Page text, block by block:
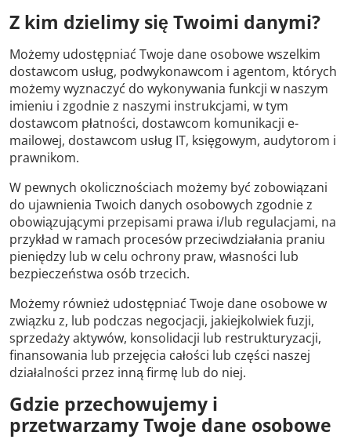
Z kim dzielimy się Twoimi danymi?
Możemy udostępniać Twoje dane osobowe wszelkim
dostawcom usług, podwykonawcom i agentom, których
możemy wyznaczyć do wykonywania funkcji w naszym
imieniu i zgodnie z naszymi instrukcjami, w tym
dostawcom płatności, dostawcom komunikacji e-
mailowej, dostawcom usług IT, księgowym, audytorom i
prawnikom.
W pewnych okolicznościach możemy być zobowiązani
do ujawnienia Twoich danych osobowych zgodnie z
obowiązującymi przepisami prawa i/lub regulacjami, na
przykład w ramach procesów przeciwdziałania praniu
pieniędzy lub w celu ochrony praw, własności lub
bezpieczeństwa osób trzecich.
Możemy również udostępniać Twoje dane osobowe w
związku z, lub podczas negocjacji, jakiejkolwiek fuzji,
sprzedaży aktywów, konsolidacji lub restrukturyzacji,
finansowania lub przejęcia całości lub części naszej
działalności przez inną firmę lub do niej.
Gdzie przechowujemy i
przetwarzamy Twoje dane osobowe